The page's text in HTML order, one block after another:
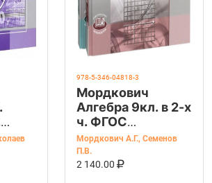
978-5-346-04818-3
Мордкович
Алгебра 9кл. в 2-х
ч. ФГОС
(Мнемозина)
Мордкович А.Г., Семенов
П.В.
2 140.00
В КОРЗИНУ